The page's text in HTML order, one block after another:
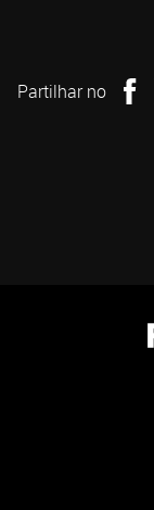
Partilhar no